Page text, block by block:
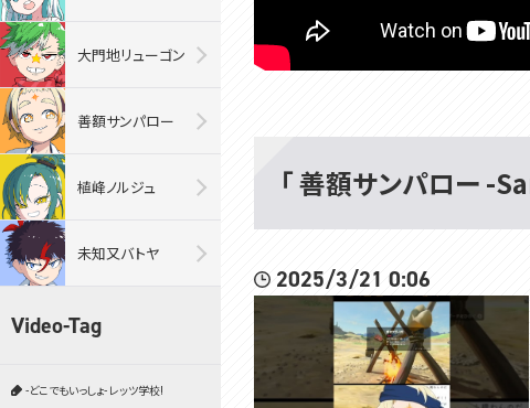
大門地リューゴン
善額サンパロー
植峰ノルジュ
未知又バトヤ
Video-Tag
-どこでもいっしょ- レッツ学校!
「 善額サンパロー -
2025/3/21 0:06